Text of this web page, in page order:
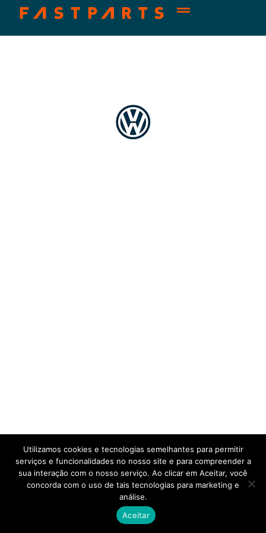
Utilizamos cookies e tecnologias semelhantes para permitir
serviços e funcionalidades no nosso site e para compreender a
sua interação com o nosso serviço. Ao clicar em Aceitar, você
concorda com o uso de tais tecnologias para marketing e
análise.
Aceitar